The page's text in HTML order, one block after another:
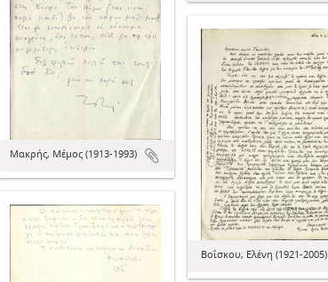
Μακρής, Μέμος (1913-1993)
Βοΐσκου, Ελένη (1921-2005)